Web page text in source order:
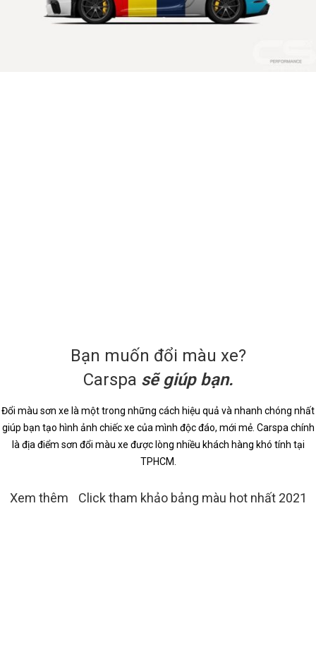
Bạn muốn đổi màu xe?
Carspa sẽ giúp bạn.
Đổi màu sơn xe là một trong những cách hiệu quả và nhanh chóng nhất
giúp bạn tạo hình ảnh chiếc xe của mình độc đáo, mới mẻ. Carspa chính
là địa điểm sơn đổi màu xe được lòng nhiều khách hàng khó tính tại
TPHCM.
Xem thêm Click tham khảo bảng màu hot nhất 2021